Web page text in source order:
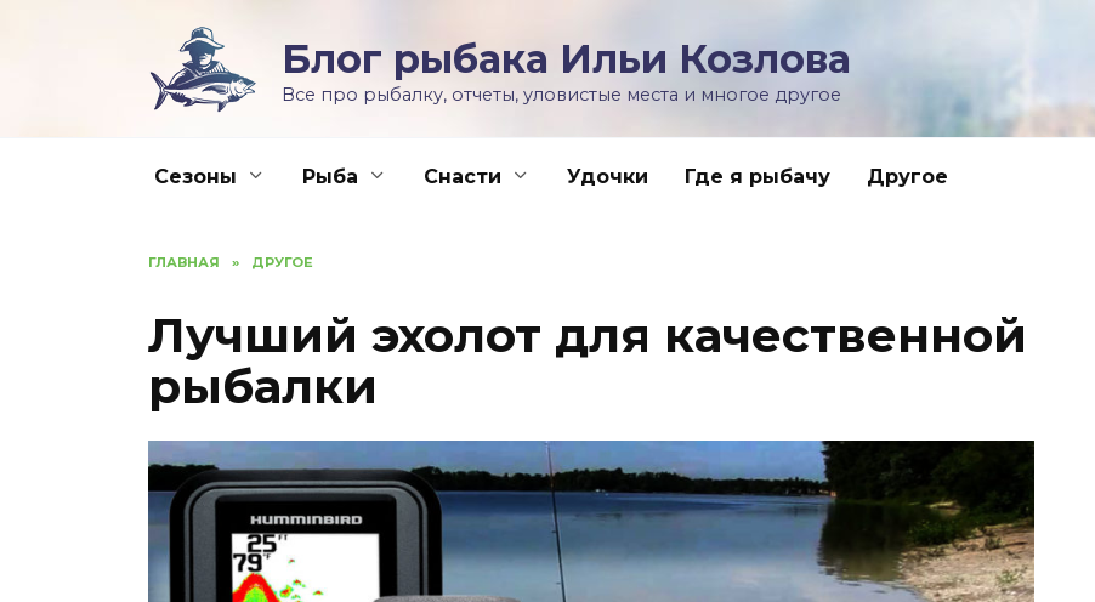
Блог рыбака Ильи Козлова
Все про рыбалку, отчеты, уловистые места и многое другое
Сезоны Рыба Снасти Удочки Где я рыбачу Другое
ГЛАВНАЯ » ДРУГОЕ
Лучший эхолот для качественной
рыбалки